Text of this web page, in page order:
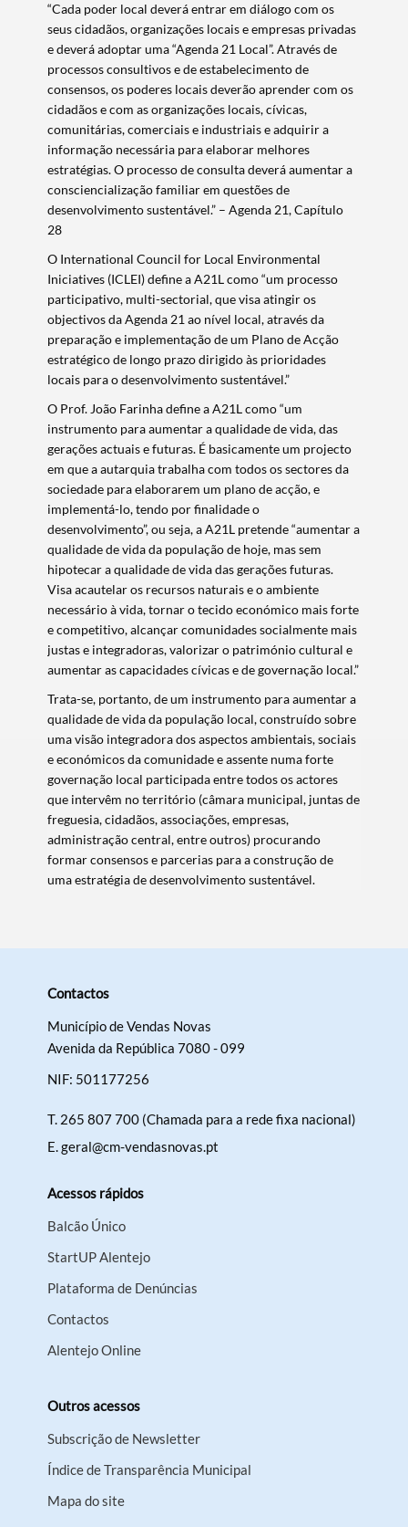
“Cada poder local deverá entrar em diálogo com os
seus cidadãos, organizações locais e empresas privadas
e deverá adoptar uma “Agenda 21 Local”. Através de
processos consultivos e de estabelecimento de
consensos, os poderes locais deverão aprender com os
cidadãos e com as organizações locais, cívicas,
comunitárias, comerciais e industriais e adquirir a
informação necessária para elaborar melhores
estratégias. O processo de consulta deverá aumentar a
consciencialização familiar em questões de
desenvolvimento sustentável.” – Agenda 21, Capítulo
28
O International Council for Local Environmental
Iniciatives (ICLEI) define a A21L como “um processo
participativo, multi-sectorial, que visa atingir os
objectivos da Agenda 21 ao nível local, através da
preparação e implementação de um Plano de Acção
estratégico de longo prazo dirigido às prioridades
locais para o desenvolvimento sustentável.”
O Prof. João Farinha define a A21L como “um
instrumento para aumentar a qualidade de vida, das
gerações actuais e futuras. É basicamente um projecto
em que a autarquia trabalha com todos os sectores da
sociedade para elaborarem um plano de acção, e
implementá-lo, tendo por finalidade o
desenvolvimento”, ou seja, a A21L pretende “aumentar a
qualidade de vida da população de hoje, mas sem
hipotecar a qualidade de vida das gerações futuras.
Visa acautelar os recursos naturais e o ambiente
necessário à vida, tornar o tecido económico mais forte
e competitivo, alcançar comunidades socialmente mais
justas e integradoras, valorizar o património cultural e
aumentar as capacidades cívicas e de governação local.”
Trata-se, portanto, de um instrumento para aumentar a
qualidade de vida da população local, construído sobre
uma visão integradora dos aspectos ambientais, sociais
e económicos da comunidade e assente numa forte
governação local participada entre todos os actores
que intervêm no território (câmara municipal, juntas de
freguesia, cidadãos, associações, empresas,
administração central, entre outros) procurando
formar consensos e parcerias para a construção de
uma estratégia de desenvolvimento sustentável.
Contactos
Município de Vendas Novas
Avenida da República 7080 - 099
NIF: 501177256
T. 265 807 700 (Chamada para a rede fixa nacional)
E.geral@cm-vendasnovas.pt
Acessos rápidos
Balcão Único
StartUP Alentejo
Plataforma de Denúncias
Contactos
Alentejo Online
Outros acessos
Subscrição de Newsletter
Índice de Transparência Municipal
Mapa do site